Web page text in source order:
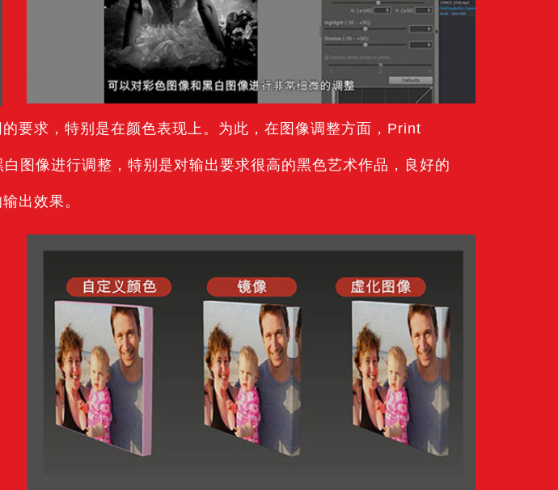
要求，特别是在颜色表现上。为此，在图像调整方面，Print
图像进行调整，特别是对输出要求很高的黑色艺术作品，良好的
出效果。